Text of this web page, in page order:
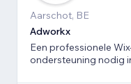
Aarschot, BE
Adworkx
Een professionele
ondersteuning nodig